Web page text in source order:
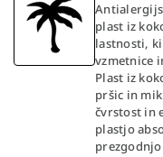
plast iz
lastnosti,
vzmetnice
Plast iz
pršic in
čvrstost in
plastjo